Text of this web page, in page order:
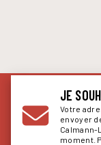
JE
Votre
envoyer
Calmann-
moment.